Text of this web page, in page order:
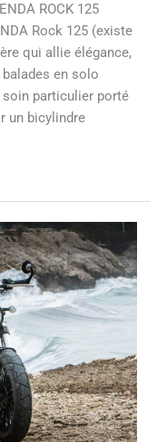
ROCK 125
Rock 125 (existe
qui allie élégance,
en solo
soin particulier porté
un bicylindre